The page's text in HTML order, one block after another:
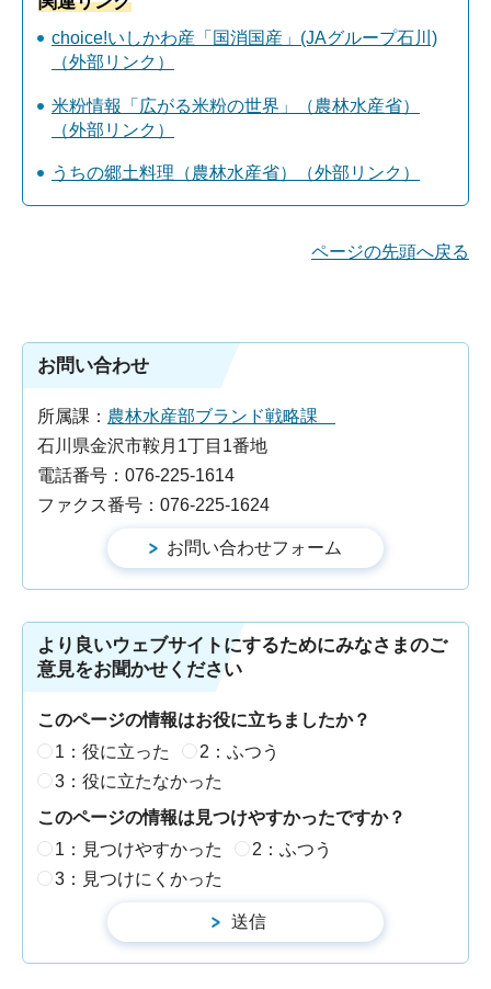
choice!いしかわ産「国消国産」(JAグループ石川)
（外部リンク）
米粉情報「広がる米粉の世界」（農林水産省）
（外部リンク）
うちの郷土料理（農林水産省）（外部リンク）
ページの先頭へ戻る
お問い合わせ
所属課： 農林水産部ブランド戦略課
石川県金沢市鞍月1丁目1番地
電話番号：076-225-1614
ファクス番号：076-225-1624
より良いウェブサイトにするためにみなさまのご
意見をお聞かせください
このページの情報はお役に立ちましたか？
1：役に立った
2：ふつう
3：役に立たなかった
このページの情報は見つけやすかったですか？
1：見つけやすかった
2：ふつう
3：見つけにくかった